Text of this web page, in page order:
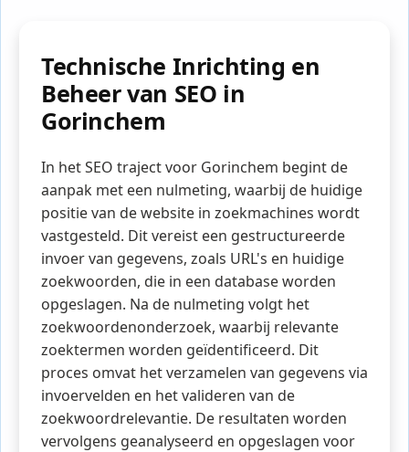
Technische Inrichting en
Beheer van SEO in
Gorinchem
In het SEO traject voor Gorinchem begint de
aanpak met een nulmeting, waarbij de huidige
positie van de website in zoekmachines wordt
vastgesteld. Dit vereist een gestructureerde
invoer van gegevens, zoals URL's en huidige
zoekwoorden, die in een database worden
opgeslagen. Na de nulmeting volgt het
zoekwoordenonderzoek, waarbij relevante
zoektermen worden geïdentificeerd. Dit
proces omvat het verzamelen van gegevens via
invoervelden en het valideren van de
zoekwoordrelevantie. De resultaten worden
vervolgens geanalyseerd en opgeslagen voor